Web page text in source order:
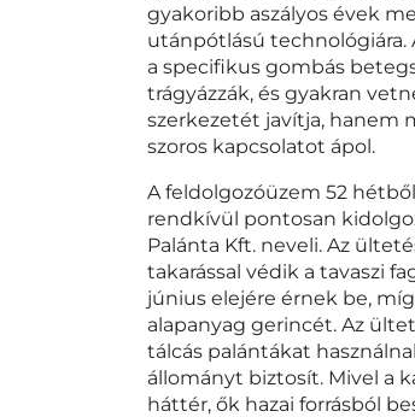
gyakoribb aszályos évek
utánpótlású technológiára.
a specifikus gombás
trágyázzák, és gyakran
szerkezetét javítja, hanem
szoros kapcsolatot ápol.
A feldolgozóüzem 52
rendkívül pontosan
Palánta Kft. neveli. Az
takarással védik a tavaszi
június elejére érnek be,
alapanyag gerincét. Az
tálcás palántákat
állományt biztosít. Mivel a
háttér, ők hazai forrásból